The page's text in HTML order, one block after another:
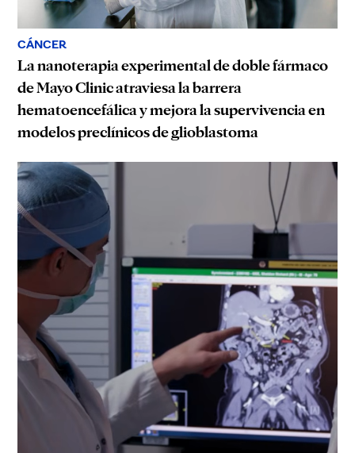
CÁNCER
La nanoterapia experimental de doble fármaco
de Mayo Clinic atraviesa la barrera
hematoencefálica y mejora la supervivencia en
modelos preclínicos de glioblastoma